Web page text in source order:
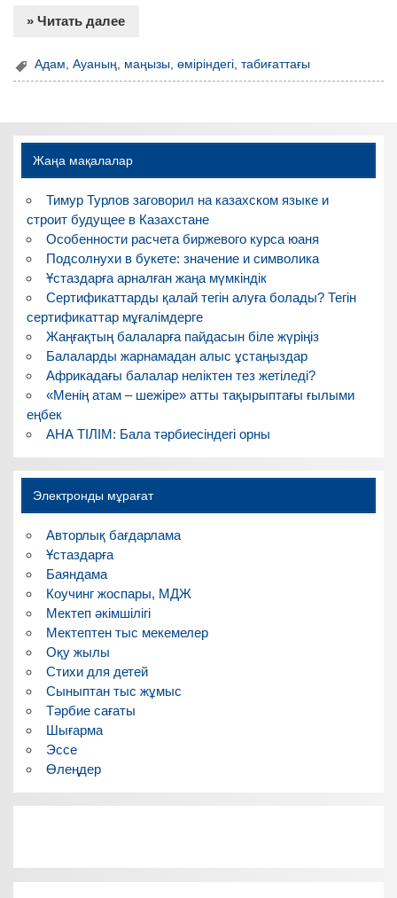
» Читать далее
Адам,Ауаның, маңызы,өміріндегі,табиғаттағы
Жаңа мақалалар
Тимур Турлов заговорил на казахском языке и
строит будущее в Казахстане
Особенности расчета биржевого курса юаня
Подсолнухи в букете: значение и символика
Ұстаздарға арналған жаңа мүмкіндік
Сертификаттарды қалай тегін алуға болады? Тегін
сертификаттар мұғалімдерге
Жаңғақтың балаларға пайдасын біле жүріңіз
Балаларды жарнамадан алыс ұстаңыздар
Африкадағы балалар неліктен тез жетіледі?
«Менің атам – шежіре» атты тақырыптағы ғылыми
еңбек
АНА ТІЛІМ: Бала тәрбиесіндегі орны
Электронды мұрағат
Авторлық бағдарлама
Ұстаздарға
Баяндама
Коучинг жоспары, МДЖ
Мектеп әкімшілігі
Мектептен тыс мекемелер
Оқу жылы
Стихи для детей
Сыныптан тыс жұмыс
Тәрбие сағаты
Шығарма
Эссе
Өлеңдер